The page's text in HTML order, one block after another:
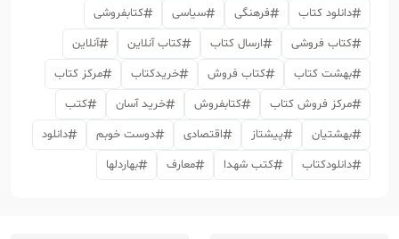
دانلود کتاب
فرهنگی سیاسی
کتابفروشی
کتاب فروشی
ارسال کتاب کتاب آنلاین
آنلاین
بهشت کتاب
کتاب فروش خریدکتاب
مرکز کتاب
مرکز فروش کتاب
کتابفروش خرید آسان
کتب
بهشتیان
پیشتاز اقتصادی دوست خوبم
دانلود
دانلودکتاب
کتب شهدا معارف بهاردلها